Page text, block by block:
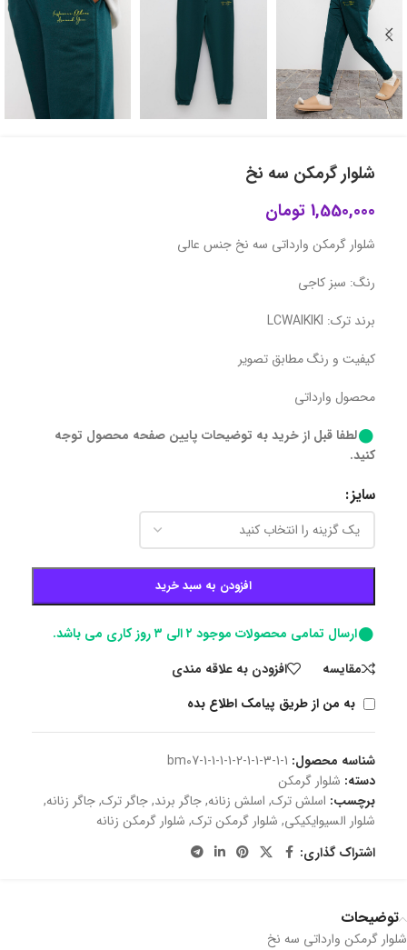
شلوار گرمکن سه نخ
1,550,000 تومان
شلوار گرمکن وارداتی سه نخ جنس عالی
رنگ: سبز کاجی
برند ترک: LCWAIKIKI
کیفیت و رنگ مطابق تصویر
محصول وارداتی
لطفا قبل از خرید به توضیحات پایین صفحه محصول توجه
کنید.
سایز
افزودن به سبد خرید
ارسال تمامی محصولات موجود ۲ الی ۳ روز کاری می باشد.
مقايسه
افزودن به علاقه مندی
به من از طریق پیامک اطلاع بده
شناسه محصول: bm07-1-1-1-1-2-1-1-3-1-1
دسته: شلوار گرمکن
برچسب: اسلش ترک, اسلش زنانه,جاگر برند,جاگر ترک,جاگر زنانه,
شلوار السیوایکیکی, شلوار گرمکن ترک, شلوار گرمکن زنانه
اشتراک گذاری:
توضیحات
شلوار گرمکن وارداتی سه نخ